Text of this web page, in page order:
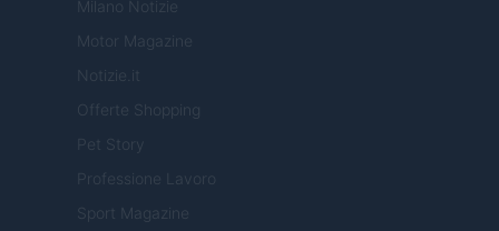
Milano Notizie
Motor Magazine
Notizie.it
Offerte Shopping
Pet Story
Professione Lavoro
Sport Magazine